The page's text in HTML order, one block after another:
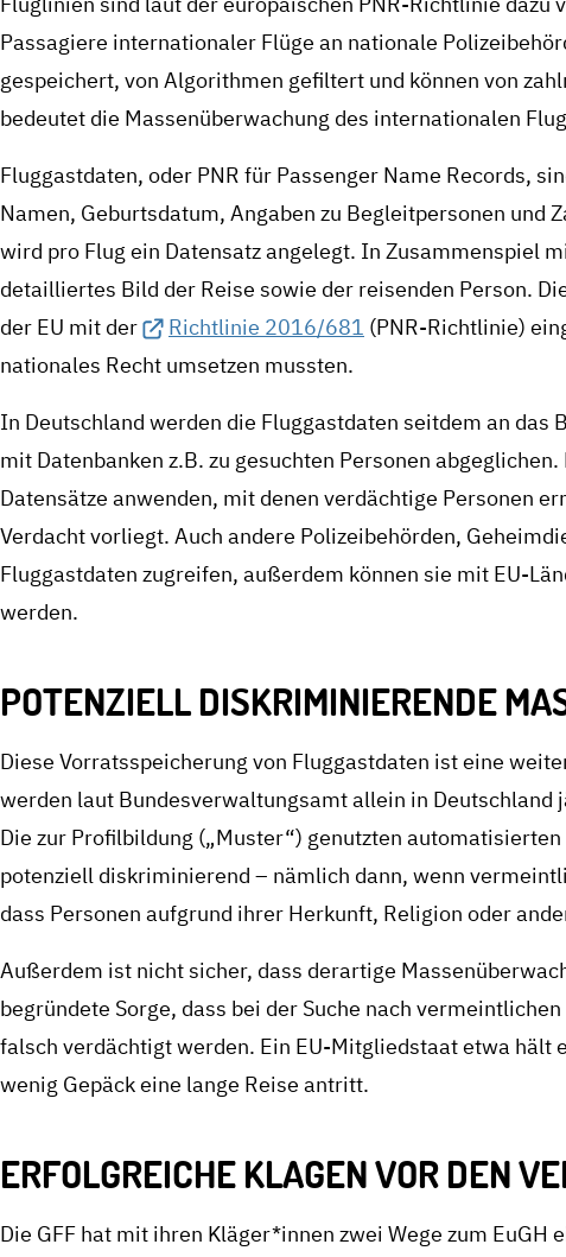
Passagiere internationaler Flüge an nationale
gespeichert, von Algorithmen gefiltert und können von
bedeutet die Massenüberwachung des internationalen
Fluggastdaten, oder PNR für Passenger Name Records,
Namen, Geburtsdatum, Angaben zu Begleitpersonen und
wird pro Flug ein Datensatz angelegt. In Zusammenspiel
detailliertes Bild der Reise sowie der reisenden Person.
der EU mit der
Richtlinie 2016/681 (PNR-Richtlinie)
nationales Recht umsetzen mussten.
In Deutschland werden die Fluggastdaten seitdem an
mit Datenbanken z.B. zu gesuchten Personen
Datensätze anwenden, mit denen verdächtige Personen
Verdacht vorliegt. Auch andere Polizeibehörden,
Fluggastdaten zugreifen, außerdem können sie mit EU-
werden.
POTENZIELL DISKRIMINIERENDE
Diese Vorratsspeicherung von Fluggastdaten ist eine
werden laut Bundesverwaltungsamt allein in
Die zur Profilbildung („Muster“) genutzten
potenziell diskriminierend – nämlich dann, wenn
dass Personen aufgrund ihrer Herkunft, Religion oder
Außerdem ist nicht sicher, dass derartige
begründete Sorge, dass bei der Suche nach
falsch verdächtigt werden. Ein EU-Mitgliedstaat etwa hält
wenig Gepäck eine lange Reise antritt.
ERFOLGREICHE KLAGEN VOR DEN
Die GFF hat mit ihren Kläger*innen zwei Wege zum EuGH